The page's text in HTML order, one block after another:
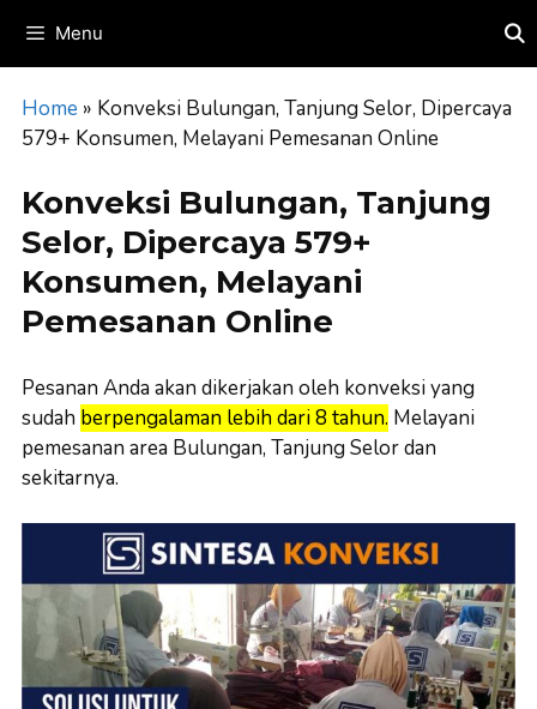
content
Menu
Home » Konveksi Bulungan, Tanjung Selor, Dipercaya
579+ Konsumen, Melayani Pemesanan Online
Konveksi Bulungan, Tanjung
Selor, Dipercaya 579+
Konsumen, Melayani
Pemesanan Online
Pesanan Anda akan dikerjakan oleh konveksi yang
sudah berpengalaman lebih dari 8 tahun. Melayani
pemesanan area Bulungan, Tanjung Selor dan
sekitarnya.